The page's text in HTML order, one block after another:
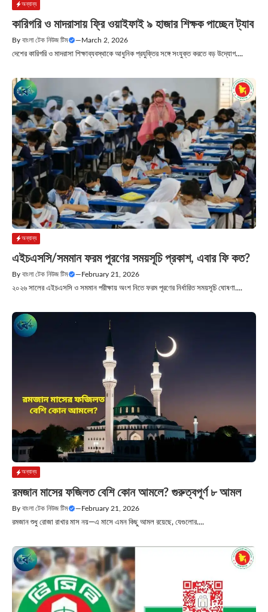
অন্যান্য
কারিগরি ও মাদরাসায় ফ্রি ওয়াইফাই ৯ হাজার শিক্ষক পাচ্ছেন ট্যাব
By বাংলা টেক নিউজ টিম — March 2, 2026
দেশের কারিগরি ও মাদরাসা শিক্ষাব্যবস্থাকে আধুনিক প্রযুক্তির সঙ্গে সংযুক্ত করতে বড় উদ্যোগ....
অন্যান্য
এইচএসসি/সমমান ফরম পূরণের সময়সূচি প্রকাশ, এবার ফি কত?
By বাংলা টেক নিউজ টিম —February 21, 2026
২০২৬ সালের এইচএসসি ও সমমান পরীক্ষায় অংশ নিতে ফরম পূরণের নির্ধারিত সময়সূচি ঘোষণা....
অন্যান্য
রমজান মাসের ফজিলত বেশি কোন আমলে? গুরুত্বপূর্ণ ৮ আমল
By বাংলা টেক নিউজ টিম —February 21, 2026
রমজান শুধু রোজা রাখার মাস নয়—এ মাসে এমন কিছু আমল রয়েছে, যেগুলোর....